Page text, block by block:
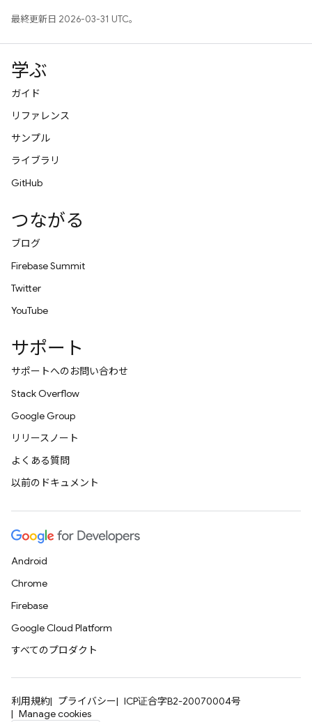
最終更新日 2026-03-31 UTC。
学ぶ
ガイド
リファレンス
サンプル
ライブラリ
GitHub
つながる
ブログ
Firebase Summit
Twitter
YouTube
サポート
サポートへのお問い合わせ
Stack Overflow
Google Group
リリースノート
よくある質問
以前のドキュメント
Android
Chrome
Firebase
Google Cloud Platform
すべてのプロダクト
利用規約 プライバシー
ICP证合字B2-20070004号
Manage cookies